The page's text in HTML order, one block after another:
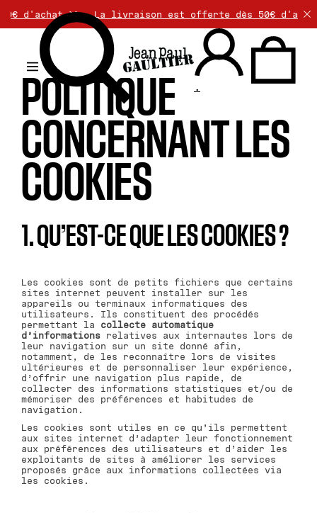
d'achat >> La livraison est offerte dès 50€ d'achat.
.
POLITIQUE
CONCERNANT LES
COOKIES
1. QU’EST-CE QUE LES COOKIES ?
Les cookies sont de petits fichiers que certains
sites internet peuvent installer sur les
appareils ou terminaux informatiques des
utilisateurs. Ils constituent des procédés
permettant la collecte automatique
d’informations relatives aux internautes lors de
leur navigation sur un site donné afin,
notamment, de les reconnaître lors de visites
ultérieures et de personnaliser leur expérience,
d’offrir une navigation plus rapide, de
collecter des informations statistiques et/ou de
mémoriser des préférences et habitudes de
navigation.
Les cookies sont utiles en ce qu’ils permettent
aux sites internet d’adapter leur fonctionnement
aux préférences des utilisateurs et d’aider les
exploitants de sites à améliorer les services
proposés grâce aux informations collectées via
les cookies.